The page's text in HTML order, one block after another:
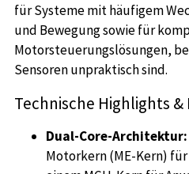
für Systeme mit häufigem
und Bewegung sowie für
Motorsteuerungslösungen,
Sensoren unpraktisch sind.
Technische Highlights
Dual-Core-Architektur:
Motorkern (ME-Kern)